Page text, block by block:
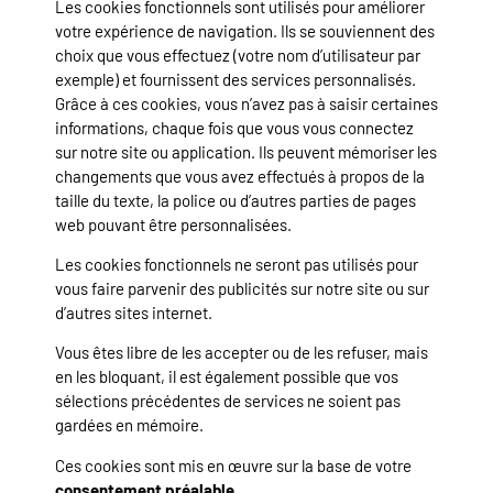
Les cookies fonctionnels sont utilisés pour améliorer
votre expérience de navigation. Ils se souviennent des
choix que vous effectuez (votre nom d’utilisateur par
exemple) et fournissent des services personnalisés.
Grâce à ces cookies, vous n’avez pas à saisir certaines
informations, chaque fois que vous vous connectez
sur notre site ou application. Ils peuvent mémoriser les
changements que vous avez effectués à propos de la
taille du texte, la police ou d’autres parties de pages
web pouvant être personnalisées.
Les cookies fonctionnels ne seront pas utilisés pour
vous faire parvenir des publicités sur notre site ou sur
d’autres sites internet.
Vous êtes libre de les accepter ou de les refuser, mais
en les bloquant, il est également possible que vos
sélections précédentes de services ne soient pas
gardées en mémoire.
Ces cookies sont mis en œuvre sur la base de votre